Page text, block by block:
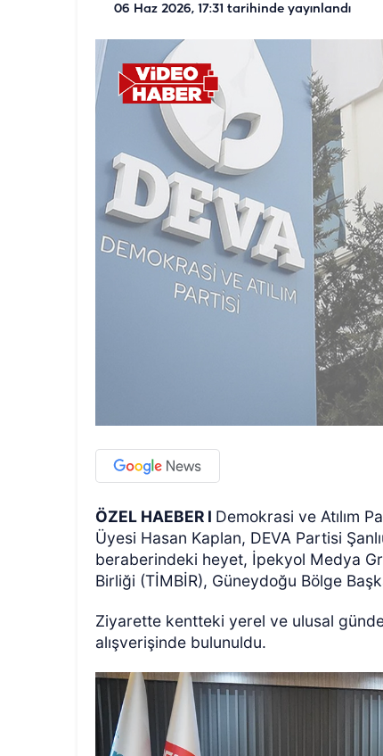
06 Haz 2026, 17:31 tarihinde yayınlandı
ÖZEL HAEBER I Demokrasi ve Atılım
Üyesi Hasan Kaplan, DEVA Partisi
beraberindeki heyet, İpekyol Medya
Birliği (TİMBİR), Güneydoğu Bölge
Ziyarette kentteki yerel ve ulusal
alışverişinde bulunuldu.
ÖZEL HABER